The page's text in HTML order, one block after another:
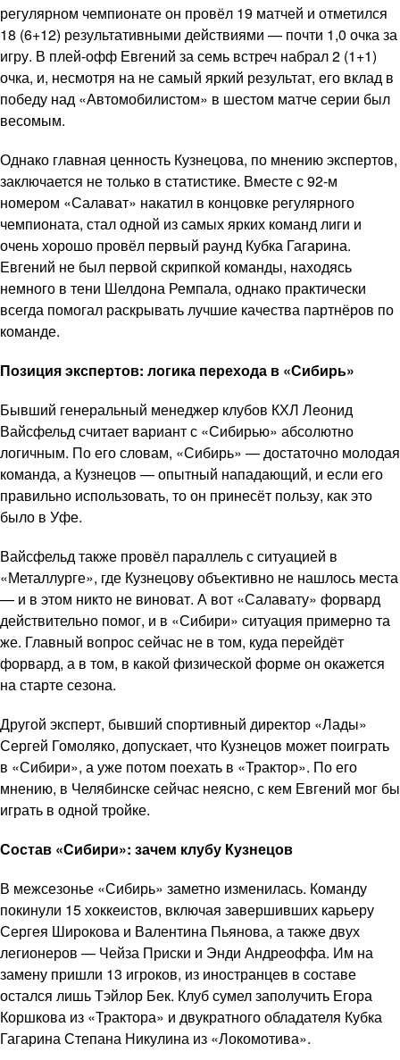
регулярном чемпионате он провёл 19 матчей и отметился
18 (6+12) результативными действиями — почти 1,0 очка за
игру. В плей-офф Евгений за семь встреч набрал 2 (1+1)
очка, и, несмотря на не самый яркий результат, его вклад в
победу над «Автомобилистом» в шестом матче серии был
весомым.
Однако главная ценность Кузнецова, по мнению экспертов,
заключается не только в статистике. Вместе с 92-м
номером «Салават» накатил в концовке регулярного
чемпионата, стал одной из самых ярких команд лиги и
очень хорошо провёл первый раунд Кубка Гагарина.
Евгений не был первой скрипкой команды, находясь
немного в тени Шелдона Ремпала, однако практически
всегда помогал раскрывать лучшие качества партнёров по
команде.
Позиция экспертов: логика перехода в «Сибирь»
Бывший генеральный менеджер клубов КХЛ Леонид
Вайсфельд считает вариант с «Сибирью» абсолютно
логичным. По его словам, «Сибирь» — достаточно молодая
команда, а Кузнецов — опытный нападающий, и если его
правильно использовать, то он принесёт пользу, как это
было в Уфе.
Вайсфельд также провёл параллель с ситуацией в
«Металлурге», где Кузнецову объективно не нашлось места
— и в этом никто не виноват. А вот «Салавату» форвард
действительно помог, и в «Сибири» ситуация примерно та
же. Главный вопрос сейчас не в том, куда перейдёт
форвард, а в том, в какой физической форме он окажется
на старте сезона.
Другой эксперт, бывший спортивный директор «Лады»
Сергей Гомоляко, допускает, что Кузнецов может поиграть
в «Сибири», а уже потом поехать в «Трактор». По его
мнению, в Челябинске сейчас неясно, с кем Евгений мог бы
играть в одной тройке.
Состав «Сибири»: зачем клубу Кузнецов
В межсезонье «Сибирь» заметно изменилась. Команду
покинули 15 хоккеистов, включая завершивших карьеру
Сергея Широкова и Валентина Пьянова, а также двух
легионеров — Чейза Приски и Энди Андреоффа. Им на
замену пришли 13 игроков, из иностранцев в составе
остался лишь Тэйлор Бек. Клуб сумел заполучить Егора
Коршкова из «Трактора» и двукратного обладателя Кубка
Гагарина Степана Никулина из «Локомотива».